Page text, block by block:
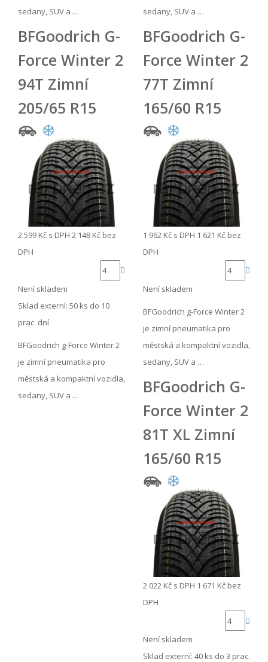
sedany, SUV a …
sedany, SUV a …
BFGoodrich G-
Force Winter 2
94T Zimní
205/65 R15
2 599 Kč s DPH 2 148 Kč bez
DPH
Není skladem
Sklad externí: 50 ks do 10
prac. dní
BFGoodrich g-Force Winter 2
je zimní pneumatika pro
městská a kompaktní vozidla,
sedany, SUV a …
BFGoodrich G-
Force Winter 2
77T Zimní
165/60 R15
1 962 Kč s DPH 1 621 Kč bez
DPH
Není skladem
BFGoodrich g-Force Winter 2
je zimní pneumatika pro
městská a kompaktní vozidla,
sedany, SUV a …
BFGoodrich G-
Force Winter 2
81T XL Zimní
165/60 R15
2 022 Kč s DPH 1 671 Kč bez
DPH
Není skladem
Sklad externí: 40 ks do 3 prac.